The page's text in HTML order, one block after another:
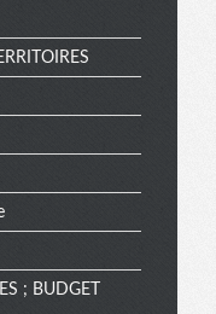
; BUDGET